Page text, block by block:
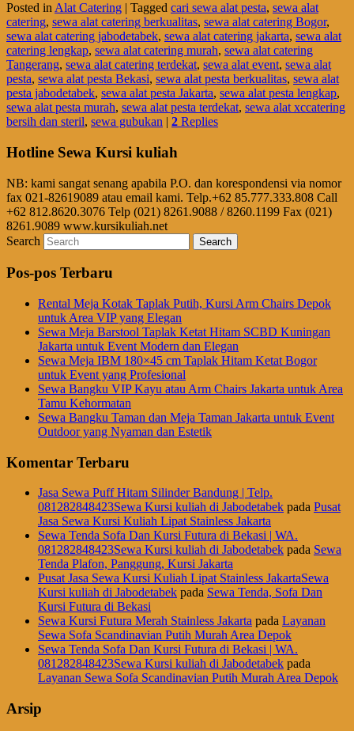
Posted in Alat Catering | Tagged cari sewa alat pesta, sewa alat
catering, sewa alat catering berkualitas, sewa alat catering Bogor,
sewa alat catering jabodetabek, sewa alat catering jakarta, sewa alat
catering lengkap, sewa alat catering murah, sewa alat catering
Tangerang, sewa alat catering terdekat, sewa alat event, sewa alat
pesta, sewa alat pesta Bekasi, sewa alat pesta berkualitas, sewa alat
pesta jabodetabek, sewa alat pesta Jakarta, sewa alat pesta lengkap,
sewa alat pesta murah, sewa alat pesta terdekat, sewa alat xccatering
bersih dan steril, sewa gubukan | 2 Replies
Hotline Sewa Kursi kuliah
NB: kami sangat senang apabila P.O. dan korespondensi via nomor
fax 021-82619089 atau email kami. Telp.+62 85.777.333.808 Call
+62 812.8620.3076 Telp (021) 8261.9088 / 8260.1199 Fax (021)
8261.9089 www.kursikuliah.net
Search
Pos-pos Terbaru
Rental Meja Kotak Taplak Putih, Kursi Arm Chairs Depok
untuk Area VIP yang Elegan
Sewa Meja Barstool Taplak Ketat Hitam SCBD Kuningan
Jakarta untuk Event Modern dan Elegan
Sewa Meja IBM 180×45 cm Taplak Hitam Ketat Bogor
untuk Event yang Profesional
Sewa Bangku VIP Kayu atau Arm Chairs Jakarta untuk Area
Tamu Kehormatan
Sewa Bangku Taman dan Meja Taman Jakarta untuk Event
Outdoor yang Nyaman dan Estetik
Komentar Terbaru
Jasa Sewa Puff Hitam Silinder Bandung | Telp.
081282848423Sewa Kursi kuliah di Jabodetabek pada Pusat
Jasa Sewa Kursi Kuliah Lipat Stainless Jakarta
Sewa Tenda Sofa Dan Kursi Futura di Bekasi | WA.
081282848423Sewa Kursi kuliah di Jabodetabek pada Sewa
Tenda Plafon, Panggung, Kursi Jakarta
Pusat Jasa Sewa Kursi Kuliah Lipat Stainless JakartaSewa
Kursi kuliah di Jabodetabek pada Sewa Tenda, Sofa Dan
Kursi Futura di Bekasi
Sewa Kursi Futura Merah Stainless Jakarta pada Layanan
Sewa Sofa Scandinavian Putih Murah Area Depok
Sewa Tenda Sofa Dan Kursi Futura di Bekasi | WA.
081282848423Sewa Kursi kuliah di Jabodetabek pada
Layanan Sewa Sofa Scandinavian Putih Murah Area Depok
Arsip